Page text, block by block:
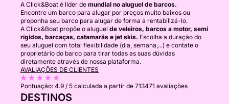
A Click&Boat é líder de mundial no aluguel de barcos.
Encontre um barco para alugar por preços muito baixos ou
proponha seu barco para alugar de forma a rentabilizá-lo.
A Click&Boat propõe o aluguel de veleiros, barcos a motor, semi
rígidos, barcaças, catamarãs e jet skis. Escolha a duração do
seu aluguel com total flexibilidade (dia, semana,...) e contate o
proprietário do barco para tirar todas as suas dúvidas
diretamente através de nossa plataforma.
AVALIAÇÕES DE CLIENTES
Pontuação: 4.9 / 5 calculada a partir de 713471 avaliações
DESTINOS